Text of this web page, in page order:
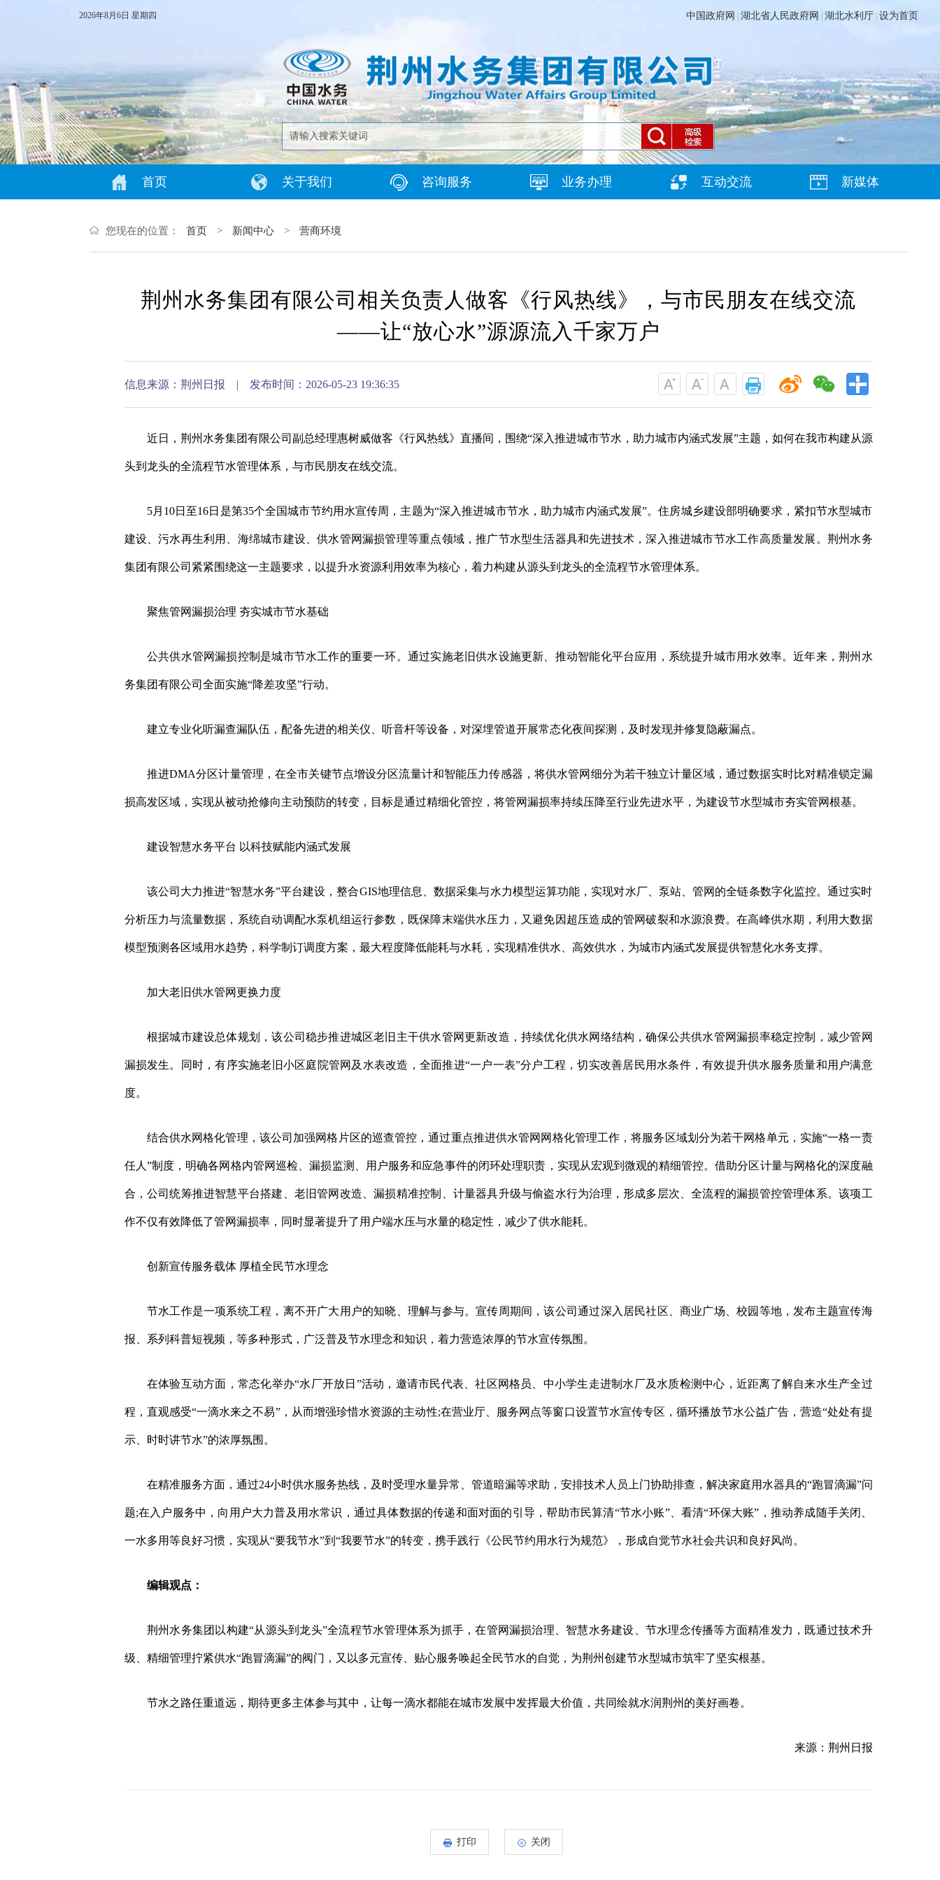
中国政府网 湖北省人民政府网 湖北水利厅| 设为首页
2026年8月6日 星期四
首页 关于我们 咨询服务 业务办理 互动交流 新媒体
您现在的位置： 首页 > 新闻中心 > 营商环境
荆州水务集团有限公司相关负责人做客《行风热线》，与市民朋友在线交流
——让“放心水”源源流入千家万户
信息来源：荆州日报 | 发布时间：2026-05-23 19:36:35
近日，荆州水务集团有限公司副总经理惠树威做客《行风热线》直播间，围绕“深入推进城市节水，助力城市内涵式发展”主题，如何在我市构建从源
头到龙头的全流程节水管理体系，与市民朋友在线交流。
5月10日至16日是第35个全国城市节约用水宣传周，主题为“深入推进城市节水，助力城市内涵式发展”。住房城乡建设部明确要求，紧扣节水型城市
建设、污水再生利用、海绵城市建设、供水管网漏损管理等重点领域，推广节水型生活器具和先进技术，深入推进城市节水工作高质量发展。荆州水务
集团有限公司紧紧围绕这一主题要求，以提升水资源利用效率为核心，着力构建从源头到龙头的全流程节水管理体系。
聚焦管网漏损治理 夯实城市节水基础
公共供水管网漏损控制是城市节水工作的重要一环。通过实施老旧供水设施更新、推动智能化平台应用，系统提升城市用水效率。近年来，荆州水
务集团有限公司全面实施“降差攻坚”行动。
建立专业化听漏查漏队伍，配备先进的相关仪、听音杆等设备，对深埋管道开展常态化夜间探测，及时发现并修复隐蔽漏点。
推进DMA分区计量管理，在全市关键节点增设分区流量计和智能压力传感器，将供水管网细分为若干独立计量区域，通过数据实时比对精准锁定漏
损高发区域，实现从被动抢修向主动预防的转变，目标是通过精细化管控，将管网漏损率持续压降至行业先进水平，为建设节水型城市夯实管网根基。
建设智慧水务平台 以科技赋能内涵式发展
该公司大力推进“智慧水务”平台建设，整合GIS地理信息、数据采集与水力模型运算功能，实现对水厂、泵站、管网的全链条数字化监控。通过实时
分析压力与流量数据，系统自动调配水泵机组运行参数，既保障末端供水压力，又避免因超压造成的管网破裂和水源浪费。在高峰供水期，利用大数据
模型预测各区域用水趋势，科学制订调度方案，最大程度降低能耗与水耗，实现精准供水、高效供水，为城市内涵式发展提供智慧化水务支撑。
加大老旧供水管网更换力度
根据城市建设总体规划，该公司稳步推进城区老旧主干供水管网更新改造，持续优化供水网络结构，确保公共供水管网漏损率稳定控制，减少管网
漏损发生。同时，有序实施老旧小区庭院管网及水表改造，全面推进“一户一表”分户工程，切实改善居民用水条件，有效提升供水服务质量和用户满意
度。
结合供水网格化管理，该公司加强网格片区的巡查管控，通过重点推进供水管网网格化管理工作，将服务区域划分为若干网格单元，实施“一格一责
任人”制度，明确各网格内管网巡检、漏损监测、用户服务和应急事件的闭环处理职责，实现从宏观到微观的精细管控。借助分区计量与网格化的深度融
合，公司统筹推进智慧平台搭建、老旧管网改造、漏损精准控制、计量器具升级与偷盗水行为治理，形成多层次、全流程的漏损管控管理体系。该项工
作不仅有效降低了管网漏损率，同时显著提升了用户端水压与水量的稳定性，减少了供水能耗。
创新宣传服务载体 厚植全民节水理念
节水工作是一项系统工程，离不开广大用户的知晓、理解与参与。宣传周期间，该公司通过深入居民社区、商业广场、校园等地，发布主题宣传海
报、系列科普短视频，等多种形式，广泛普及节水理念和知识，着力营造浓厚的节水宣传氛围。
在体验互动方面，常态化举办“水厂开放日”活动，邀请市民代表、社区网格员、中小学生走进制水厂及水质检测中心，近距离了解自来水生产全过
程，直观感受“一滴水来之不易”，从而增强珍惜水资源的主动性;在营业厅、服务网点等窗口设置节水宣传专区，循环播放节水公益广告，营造“处处有提
示、时时讲节水”的浓厚氛围。
在精准服务方面，通过24小时供水服务热线，及时受理水量异常、管道暗漏等求助，安排技术人员上门协助排查，解决家庭用水器具的“跑冒滴漏”问
题;在入户服务中，向用户大力普及用水常识，通过具体数据的传递和面对面的引导，帮助市民算清“节水小账”、看清“环保大账”，推动养成随手关闭、
一水多用等良好习惯，实现从“要我节水”到“我要节水”的转变，携手践行《公民节约用水行为规范》，形成自觉节水社会共识和良好风尚。
编辑观点：
荆州水务集团以构建“从源头到龙头”全流程节水管理体系为抓手，在管网漏损治理、智慧水务建设、节水理念传播等方面精准发力，既通过技术升
级、精细管理拧紧供水“跑冒滴漏”的阀门，又以多元宣传、贴心服务唤起全民节水的自觉，为荆州创建节水型城市筑牢了坚实根基。
节水之路任重道远，期待更多主体参与其中，让每一滴水都能在城市发展中发挥最大价值，共同绘就水润荆州的美好画卷。
来源：荆州日报
打印 关闭